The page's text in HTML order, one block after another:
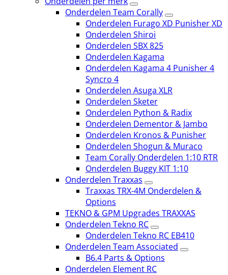
Onderdelen Team Corally
Onderdelen Furago XD Punisher XD
Onderdelen Shiroi
Onderdelen SBX 825
Onderdelen Kagama
Onderdelen Kagama 4 Punisher 4
Syncro 4
Onderdelen Asuga XLR
Onderdelen Sketer
Onderdelen Python & Radix
Onderdelen Dementor & Jambo
Onderdelen Kronos & Punisher
Onderdelen Shogun & Muraco
Team Corally Onderdelen 1:10 RTR
Onderdelen Buggy KIT 1:10
Onderdelen Traxxas
Traxxas TRX-4M Onderdelen &
Options
TEKNO & GPM Upgrades TRAXXAS
Onderdelen Tekno RC
Onderdelen Tekno RC EB410
Onderdelen Team Associated
B6.4 Parts & Options
Onderdelen Element RC